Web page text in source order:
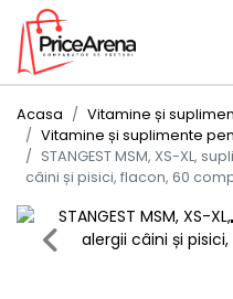
Acasa Vitamine și
Vitamine și suplimente
STANGEST MSM, XS-XL,
câini și pisici, flacon, 60
Previous